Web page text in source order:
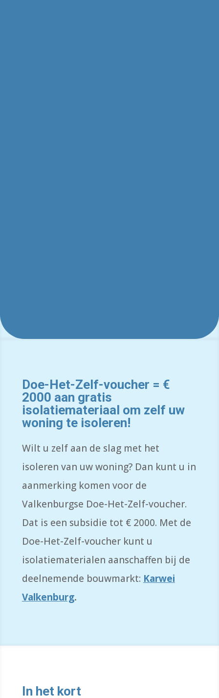
Doe-Het-Zelf-voucher = €
2000 aan gratis
isolatiemateriaal om zelf uw
woning te isoleren!
Wilt u zelf aan de slag met het
isoleren van uw woning? Dan kunt u in
aanmerking komen voor de
Valkenburgse Doe-Het-Zelf-voucher.
Dat is een subsidie tot € 2000. Met de
Doe-Het-Zelf-voucher kunt u
isolatiematerialen aanschaffen bij de
deelnemende bouwmarkt: Karwei
Valkenburg.
In het kort